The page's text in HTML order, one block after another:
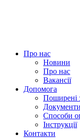
Про нас
Новини
Про нас
Вакансії
Допомога
Поширені
Документи
Способи
Інструкції
Контакти